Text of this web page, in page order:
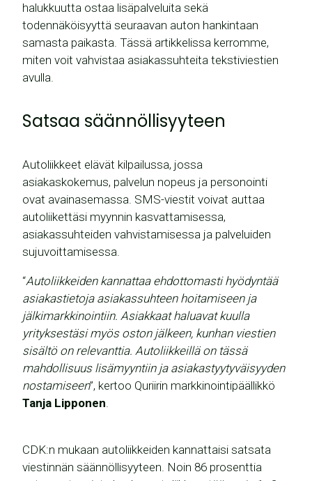
halukkuutta ostaa lisäpalveluita sekä
todennäköisyyttä seuraavan auton hankintaan
samasta paikasta. Tässä artikkelissa kerromme,
miten voit vahvistaa asiakassuhteita tekstiviestien
avulla.
Satsaa säännöllisyyteen
Autoliikkeet elävät kilpailussa, jossa
asiakaskokemus, palvelun nopeus ja personointi
ovat avainasemassa. SMS-viestit voivat auttaa
autoliikettäsi myynnin kasvattamisessa,
asiakassuhteiden vahvistamisessa ja palveluiden
sujuvoittamisessa.
“Autoliikkeiden kannattaa ehdottomasti hyödyntää
asiakastietoja asiakassuhteen hoitamiseen ja
jälkimarkkinointiin. Asiakkaat haluavat kuulla
yrityksestäsi myös oston jälkeen, kunhan viestien
sisältö on relevanttia. Autoliikkeillä on tässä
mahdollisuus lisämyyntiin ja asiakastyytyväisyyden
nostamiseen”, kertoo Quriirin markkinointipäällikkö
Tanja Lipponen.
CDK:n mukaan autoliikkeiden kannattaisi satsata
viestinnän säännöllisyyteen. Noin 86 prosenttia